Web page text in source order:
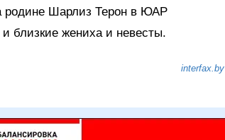
родине Шарлиз Терон в ЮАР
близкие жениха и невесты.
interfax.by